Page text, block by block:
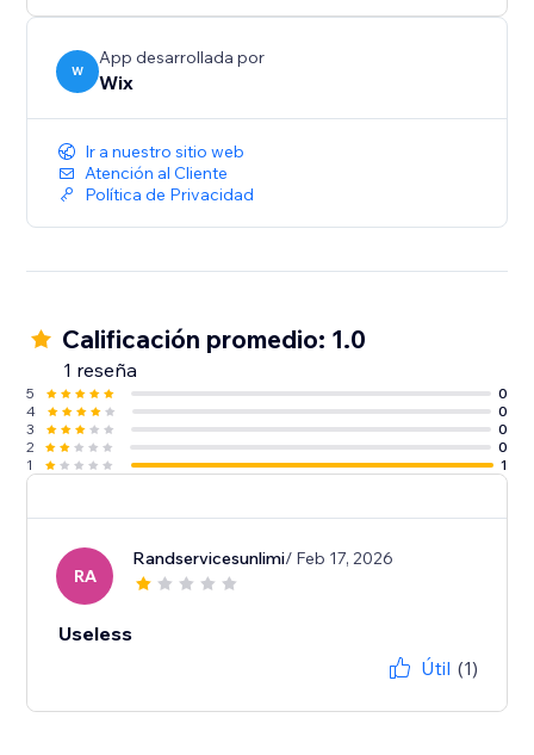
W
App desarrollada por
Wix
Ir a nuestro sitio web
Atención al Cliente
Política de Privacidad
Calificación promedio: 1.0
1 reseña
5
0
4
0
3
0
2
0
1
1
RA
Randservicesunlimi/ Feb 17, 2026
Useless
Útil (1)